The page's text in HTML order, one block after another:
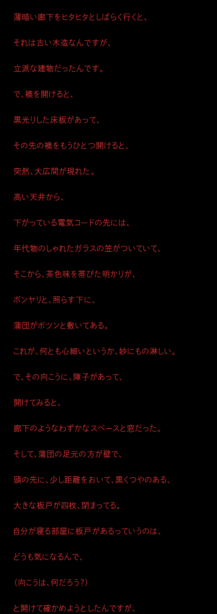
薄暗い廊下をヒタヒタとしばらく行くと、
それは古い木造なんですが、
立派な建物だったんです。
で、襖を開けると、
黒光りした床板があって、
その先の襖をもうひとつ開けると、
突然、大広間が現れた。
高い天井から、
下がっている電気コードの先には、
年代物のしゃれたガラスの笠がついていて、
そこから、茶色味を帯びた明かりが、
ボンヤリと、照らす下に、
蒲団がポツンと敷いてある。
これが、何とも心細いというか、妙にもの淋しい。
で、その向こうに、障子があって、
開けてみると、
廊下のようなわずかなスペースと窓だった。
そして、蒲団の足元の方が壁で、
頭の先に、少し距離をおいて、黒くつやのある、
大きな板戸が四枚、閉まってる。
自分が寝る部屋に板戸があるっていうのは、
どうも気になるんで、
（向こうは、何だろう？）
と開けて確かめようとしたんですが、